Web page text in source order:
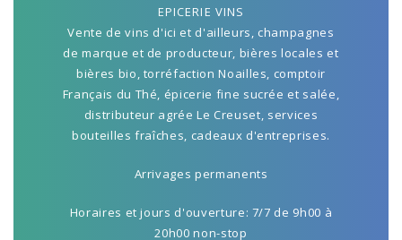
EPICERIE VINS
Vente de vins d'ici et d'ailleurs, champagnes
de marque et de producteur, bières locales et
bières bio, torréfaction Noailles, comptoir
Français du Thé, épicerie fine sucrée et salée,
distributeur agrée Le Creuset, services
bouteilles fraîches, cadeaux d'entreprises.
Arrivages permanents
Horaires et jours d'ouverture: 7/7 de 9h00 à
20h00 non-stop